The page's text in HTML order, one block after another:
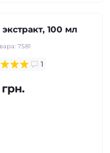
100 мл
7581
1